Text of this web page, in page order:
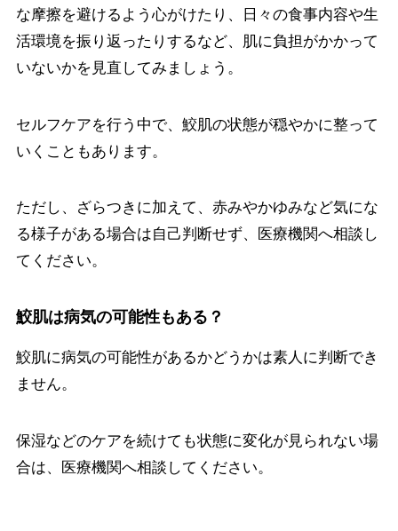
な摩擦を避けるよう心がけたり、日々の食事内容や生
活環境を振り返ったりするなど、肌に負担がかかって
いないかを見直してみましょう。
セルフケアを行う中で、鮫肌の状態が穏やかに整って
いくこともあります。
ただし、ざらつきに加えて、赤みやかゆみなど気にな
る様子がある場合は自己判断せず、医療機関へ相談し
てください。
鮫肌は病気の可能性もある？
鮫肌に病気の可能性があるかどうかは素人に判断でき
ません。
保湿などのケアを続けても状態に変化が見られない場
合は、医療機関へ相談してください。